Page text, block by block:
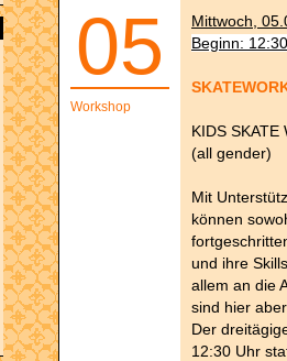
05
Workshop
Mittwoch,
Beginn:
KIDS SKATE
(all gender)
Mit
können
und ihre
allem an die
sind hier
Der
12:30 Uhr